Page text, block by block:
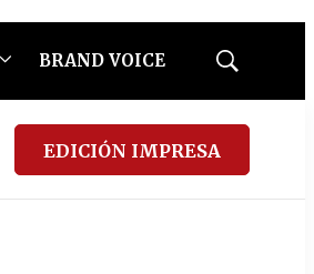
BRAND VOICE
Mostrar
EDICIÓN IMPRESA